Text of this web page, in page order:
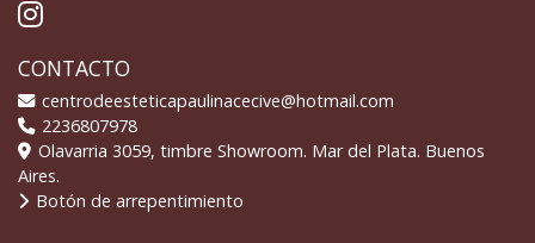
CONTACTO
centrodeesteticapaulinacecive@hotmail.com
2236807978
Olavarria 3059, timbre Showroom. Mar del Plata. Buenos
Aires.
Botón de arrepentimiento